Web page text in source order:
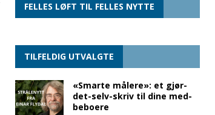
FELLES LØFT TIL FELLES NYTTE
TILFELDIG UTVALGTE
«Smarte målere»: et gjør-
det-selv-skriv til dine med-
beboere